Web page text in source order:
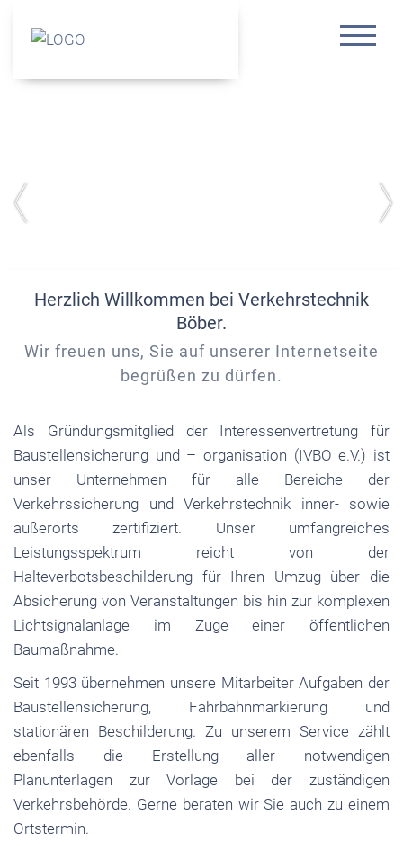
Herzlich Willkommen bei Verkehrstechnik
Böber.
Wir freuen uns, Sie auf unserer Internetseite
begrüßen zu dürfen.
Als Gründungsmitglied der Interessenvertretung für
Baustellensicherung und – organisation (IVBO e.V.) ist
unser Unternehmen für alle Bereiche der
Verkehrssicherung und Verkehrstechnik inner- sowie
außerorts zertifiziert. Unser umfangreiches
Leistungsspektrum reicht von der
Halteverbotsbeschilderung für Ihren Umzug über die
Absicherung von Veranstaltungen bis hin zur komplexen
Lichtsignalanlage im Zuge einer öffentlichen
Baumaßnahme.
Seit 1993 übernehmen unsere Mitarbeiter Aufgaben der
Baustellensicherung, Fahrbahnmarkierung und
stationären Beschilderung. Zu unserem Service zählt
ebenfalls die Erstellung aller notwendigen
Planunterlagen zur Vorlage bei der zuständigen
Verkehrsbehörde. Gerne beraten wir Sie auch zu einem
Ortstermin.
Verkehrstechnik Böber GmbH